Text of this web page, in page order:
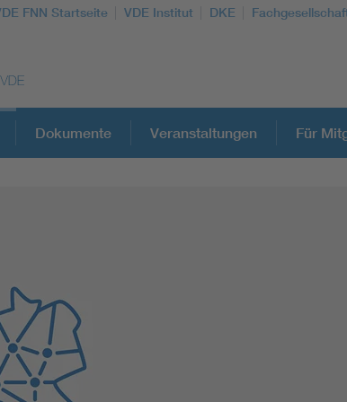
FNN Startseite VDE Institut DKE
Digitalisierung und Metering
Versorgungsqualität Stromnetze
Dokumente Veranstaltungen Für